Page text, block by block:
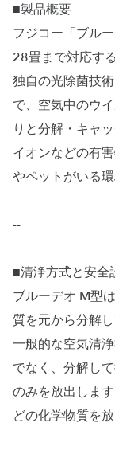
■製品概要
フジコー「ブル
28畳まで対応す
独自の光除菌技
で、空気中のウ
りと分解・キャ
イオンなどの有
やペットがいる
--
■清浄方式と安全
ブルーデオ M型
質を元から分解
一般的な空気清
でなく、分解し
のみを放出しま
どの化学物質を